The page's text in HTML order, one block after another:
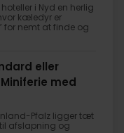
i Nyd en herlig
kæledyr er
for nemt at finde og
eller
med
Pfalz ligger tæt
afslapning og